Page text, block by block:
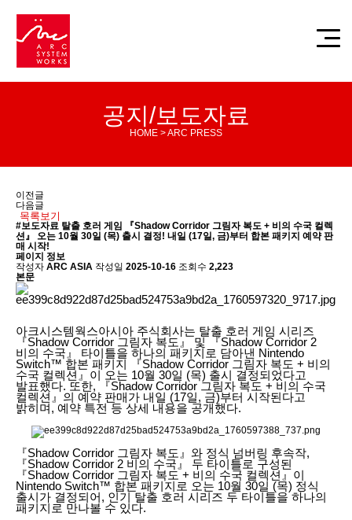
공지/보도자료
HOME > ARC PRESS
이전글
다음글
목록보기
#보도자료 탈출 호러 게임 『Shadow Corridor 그림자 복도 + 비의 수국 컬렉
션』 오는 10월 30일 (목) 출시 결정! 내일 (17일, 금)부터 합본 패키지 예약 판
매 시작!
페이지 정보
작성자 ARC ASIA 작성일 2025-10-16 조회수 2,223
본문
아크시스템웍스아시아 주식회사는 탈출 호러 게임 시리즈
『Shadow Corridor 그림자 복도』 및 『Shadow Corridor 2
비의 수국』 타이틀을 하나의 패키지로 담아낸 Nintendo
Switch™ 합본 패키지 『Shadow Corridor 그림자 복도 + 비의
수국 컬렉션』이 오는 10월 30일 (목) 출시 결정되었다고
발표했다. 또한, 『Shadow Corridor 그림자 복도 + 비의 수국
컬렉션』의 예약 판매가 내일 (17일, 금)부터 시작된다고
밝히며, 예약 특전 등 상세 내용을 공개했다.
『Shadow Corridor 그림자 복도』와 정식 넘버링 후속작,
『Shadow Corridor 2 비의 수국』 두 타이틀로 구성된
『Shadow Corridor 그림자 복도 + 비의 수국 컬렉션』이
Nintendo Switch™ 합본 패키지로 오는 10월 30일 (목) 정식
출시가 결정되어, 인기 탈출 호러 시리즈 두 타이틀을 하나의
패키지로 만나볼 수 있다.